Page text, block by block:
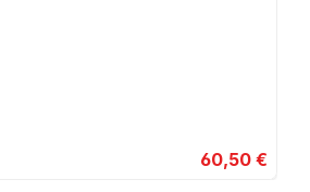
60,50 €